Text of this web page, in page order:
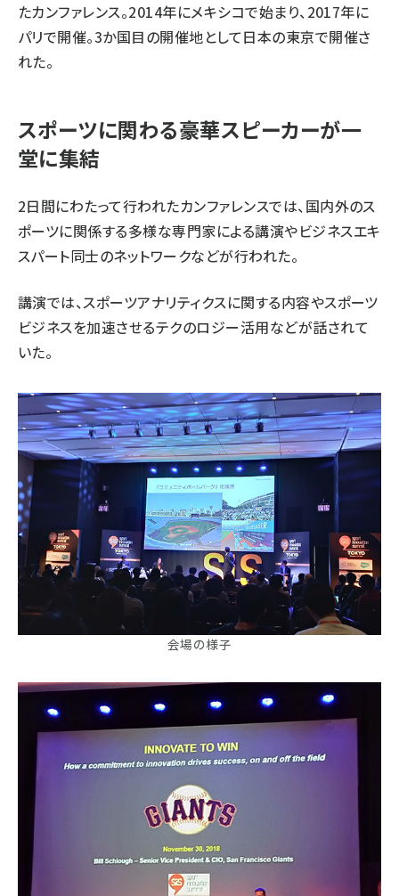
たカンファレンス。2014年にメキシコで始まり、2017年に
パリで開催。3か国目の開催地として日本の東京で開催さ
れた。
スポーツに関わる豪華スピーカーが一
堂に集結
2日間にわたって行われたカンファレンスでは、国内外のス
ポーツに関係する多様な専門家による講演やビジネスエキ
スパート同士のネットワークなどが行われた。
講演では、スポーツアナリティクスに関する内容やスポーツ
ビジネスを加速させるテクのロジー活用などが話されて
いた。
会場の様子